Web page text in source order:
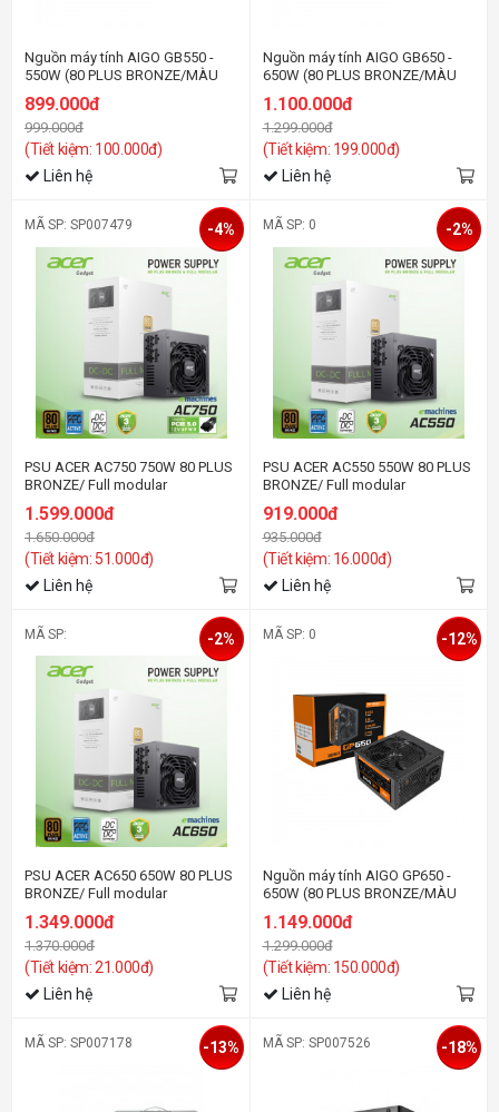
Nguồn máy tính AIGO GB550 -
550W (80 PLUS BRONZE/MÀU
ĐEN)
899.000đ
999.000đ
(Tiết kiệm: 100.000đ)
Liên hệ
Nguồn máy tính AIGO GB650 -
650W (80 PLUS BRONZE/MÀU
ĐEN)
1.100.000đ
1.299.000đ
(Tiết kiệm: 199.000đ)
Liên hệ
MÃ SP: SP007479
PSU ACER AC750 750W 80 PLUS
BRONZE/ Full modular
1.599.000đ
1.650.000đ
(Tiết kiệm: 51.000đ)
-4%
Liên hệ
MÃ SP: 0
PSU ACER AC550 550W 80 PLUS
BRONZE/ Full modular
919.000đ
935.000đ
(Tiết kiệm: 16.000đ)
-2%
Liên hệ
MÃ SP:
PSU ACER AC650 650W 80 PLUS
BRONZE/ Full modular
1.349.000đ
1.370.000đ
(Tiết kiệm: 21.000đ)
-2%
Liên hệ
MÃ SP: 0
Nguồn máy tính AIGO GP650 -
650W (80 PLUS BRONZE/MÀU
ĐEN)
1.149.000đ
1.299.000đ
(Tiết kiệm: 150.000đ)
-12%
Liên hệ
MÃ SP: SP007178 -13% MÃ SP: SP007526 -18%